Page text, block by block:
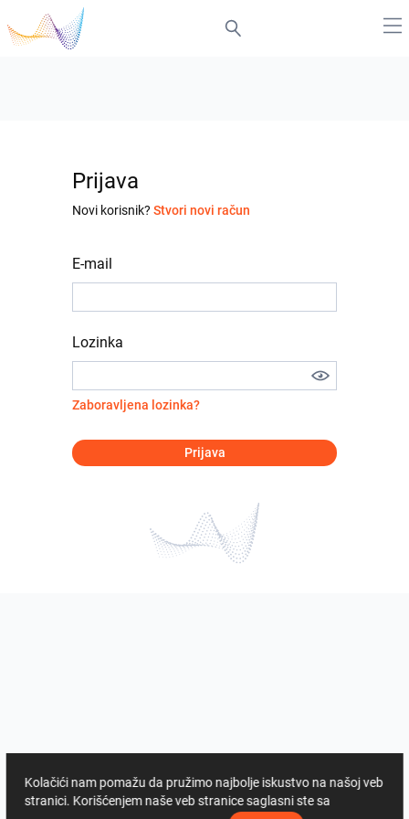
Prijava
Novi korisnik? Stvori novi račun
E-mail
Lozinka
Zaboravljena lozinka?
Prijava
Kolačići nam pomažu da pružimo najbolje iskustvo na našoj veb
stranici. Korišćenjem naše veb stranice saglasni ste sa